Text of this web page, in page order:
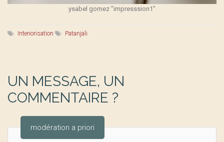
ysabel gomez "impresssion1"
Interiorisation Patanjali
UN MESSAGE, UN
COMMENTAIRE ?
modération a priori